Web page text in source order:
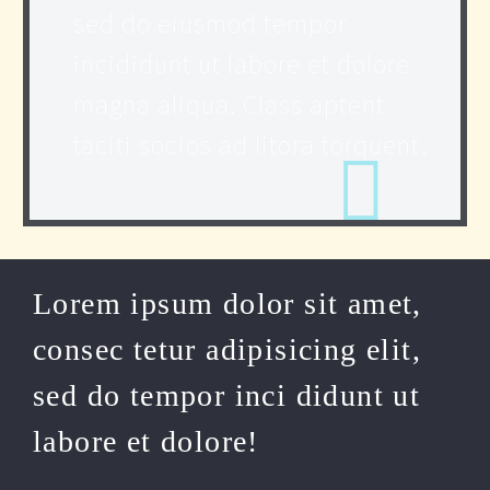
Lorem ipsum dolor sit amet,
consec tetur adipisicing elit,
sed do tempor inci didunt ut
labore et dolore!